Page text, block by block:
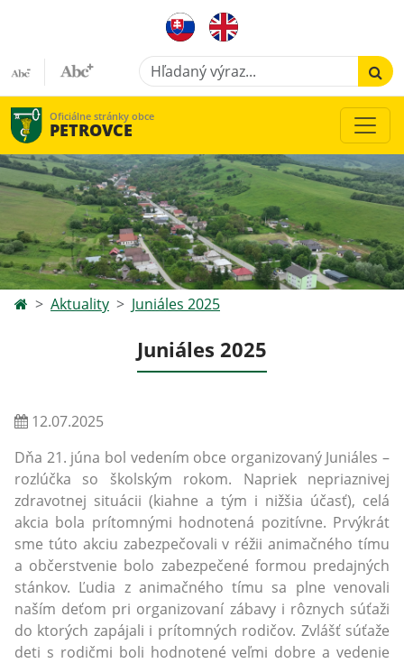
Hľadaný výraz...
Oficiálne stránky obce
PETROVCE
Aktuality Juniáles 2025
Juniáles 2025
12.07.2025
Dňa 21. júna bol vedením obce organizovaný Juniáles –
rozlúčka so školským rokom. Napriek nepriaznivej
zdravotnej situácii (kiahne a tým i nižšia účasť), celá
akcia bola prítomnými hodnotená pozitívne. Prvýkrát
sme túto akciu zabezpečovali v réžii animačného tímu
a občerstvenie bolo zabezpečené formou predajných
stánkov. Ľudia z animačného tímu sa plne venovali
naším deťom pri organizovaní zábavy i rôznych súťaži
do ktorých zapájali i prítomných rodičov. Zvlášť súťaže
deti s rodičmi boli hodnotené veľmi dobre a vedenie